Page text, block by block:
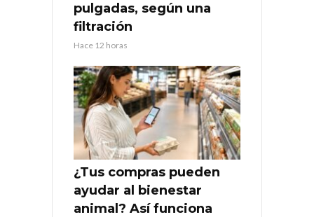
pulgadas, según una
filtración
Hace 12 horas
¿Tus compras pueden
ayudar al bienestar
animal? Así funciona